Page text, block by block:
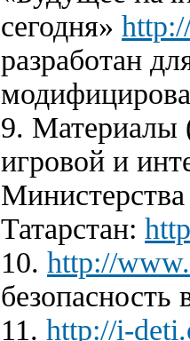
сегодня»
разработан
9. Материалы
игровой и
Татарстан:
10. http://
безопасность
11. http://i-